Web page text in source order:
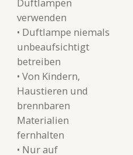
Duftlampen
verwenden
• Duftlampe niemals
unbeaufsichtigt
betreiben
• Von Kindern,
Haustieren und
brennbaren
Materialien
fernhalten
• Nur auf